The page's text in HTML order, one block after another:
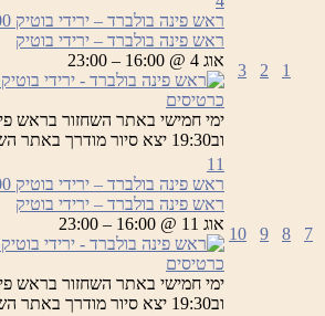
1
2
3
ראש פינה בולברד – ירידי בוטיק
ראש פינה בולברד – ירידי בוטיק
אוג 4 @ 16:00 – 23:00
כרטיסים
וב19:30 יצא סיור מודרך באתר השחזור …
7
8
9
10
11
ראש פינה בולברד – ירידי בוטיק
ראש פינה בולברד – ירידי בוטיק
אוג 11 @ 16:00 – 23:00
כרטיסים
וב19:30 יצא סיור מודרך באתר השחזור …